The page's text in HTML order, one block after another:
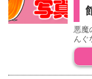
悪魔
んぐ